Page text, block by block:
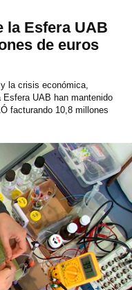
la Esfera UAB
de euros
la crisis económica,
UAB han mantenido
facturando 10,8 millones